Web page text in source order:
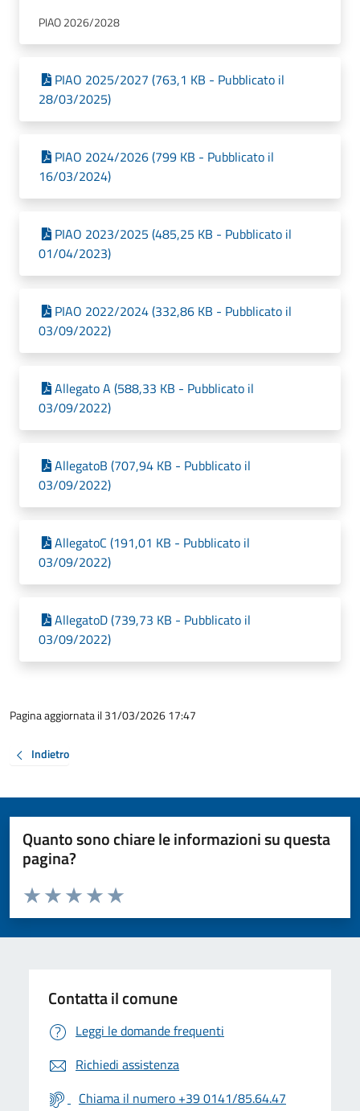
PIAO 2026/2028
PIAO 2025/2027 (763,1 KB - Pubblicato il
28/03/2025)
PIAO 2024/2026 (799 KB - Pubblicato il
16/03/2024)
PIAO 2023/2025 (485,25 KB - Pubblicato il
01/04/2023)
PIAO 2022/2024 (332,86 KB - Pubblicato il
03/09/2022)
Allegato A (588,33 KB - Pubblicato il
03/09/2022)
AllegatoB (707,94 KB - Pubblicato il
03/09/2022)
AllegatoC (191,01 KB - Pubblicato il
03/09/2022)
AllegatoD (739,73 KB - Pubblicato il
03/09/2022)
Pagina aggiornata il 31/03/2026 17:47
Indietro
Quanto sono chiare le informazioni su questa
pagina?
Valuta da 1 a 5 stelle la pagina
Valuta 5 stelle su 5
Valuta 4 stelle su 5
Valuta 3 stelle su 5
Valuta 2 stelle su 5
Valuta 1 stelle su 5
Contatta il comune
Leggi le domande frequenti
Richiedi assistenza
Chiama il numero +39 0141/85.64.47